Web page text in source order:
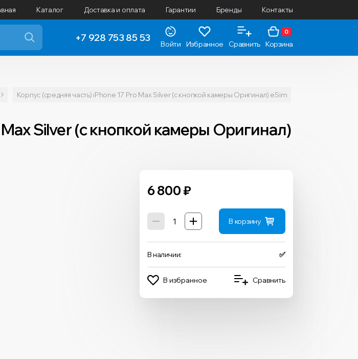
Каталог Доставка и оплата Гарантии Бренды Контакты
+7 928 753 85 53
Войти Избранное Сравнить
0
Корзина
Корпус (средняя часть) iPhone 17 Pro Max Silver (с кнопкой камеры Оригинал) eSim
Silver (с кнопкой камеры Оригинал)
6 800₽
В корзину
В наличии: ✅
В избранное Сравнить